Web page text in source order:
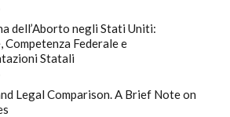
dell’Aborto negli Stati Uniti:
Competenza Federale e
Statali
Legal Comparison. A Brief Note on